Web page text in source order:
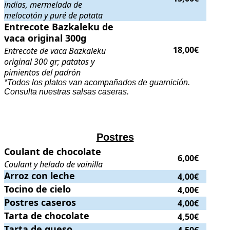
indias, mermelada de
melocotón y puré de patata
Entrecote Bazkaleku de vaca original 300g
Entrecote Bazkaleku de
vaca original 300g
Entrecote de vaca Bazkaleku
original 300 gr; patatas y
pimientos del padrón
18,00€
*Todos los platos van acompañados de guarnición.
Consulta nuestras salsas caseras.
Postres
Coulant de chocolate . Coulant y helado de vainilla
Coulant de chocolate
Coulant y helado de vainilla
6,00€
Arroz con leche .. Precio:
Arroz con leche 4,00€
Tocino de cielo .. Precio:
Tocino de cielo 4,00€
Postres caseros .. Precio:
Postres caseros 4,00€
Tarta de chocolate .. Precio:
Tarta de chocolate 4,50€
Tarta de queso .. Precio: